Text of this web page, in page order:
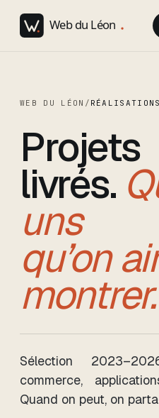
WEB DU LÉON / RÉALISATIONS
Projets
livrés.
uns
qu’on
montrer.
Sélection
commerce,
Quand on peut, on